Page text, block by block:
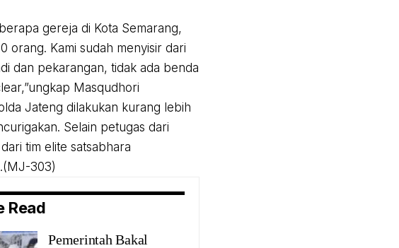
gereja di Kota Semarang,
orang. Kami sudah menyisir dari
dan pekarangan, tidak ada benda
Masqudhori
Jateng dilakukan kurang lebih
Selain petugas dari
tim elite satsabhara
303)
Read
Pemerintah Bakal